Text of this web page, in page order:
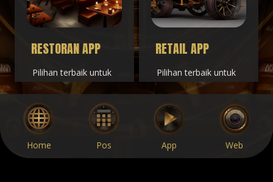
RESTORAN APP
Pilihan terbaik untuk
menunjang bisnis
kuliner restoran cafe
rumah makan
dengan aplikasi resto
ini.
RETAIL APP
Pilihan terbaik untuk
menunjang bisnis
retail minimarket
shop store dengana
aplikasi toko kami.
Home
Pos App Web